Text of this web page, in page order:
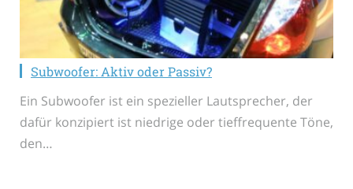
Subwoofer: Aktiv oder Passiv?
Ein Subwoofer ist ein spezieller Lautsprecher, der
dafür konzipiert ist niedrige oder tieffrequente Töne,
den…